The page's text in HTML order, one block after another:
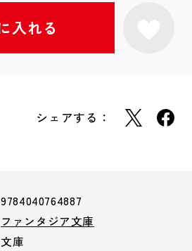
シェアする：
9784040764887
ファンタジア文庫
文庫